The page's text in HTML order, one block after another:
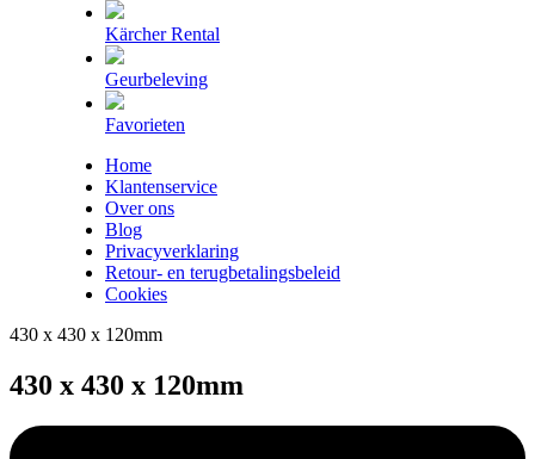
Kärcher Rental
Geurbeleving
Favorieten
Home
Klantenservice
Over ons
Blog
Privacyverklaring
Retour- en terugbetalingsbeleid
Cookies
430 x 430 x 120mm
430 x 430 x 120mm